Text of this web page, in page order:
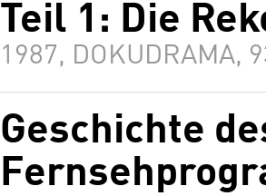
Teil 1: Die
1987, DOKUDRAMA,
Geschichte